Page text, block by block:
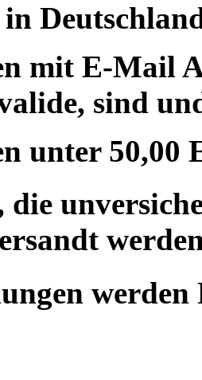
mit E-Mail
sind
unter 50,00